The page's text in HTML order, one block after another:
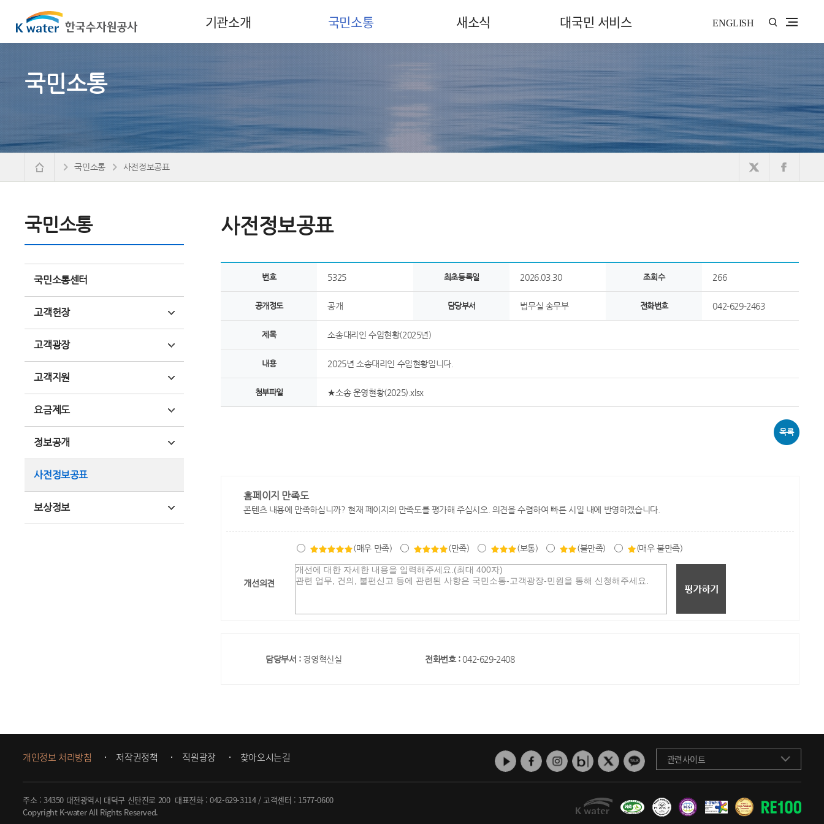
기관소개 국민소통 새소식 대국민 서비스 ENGLISH
국민소통
국민소통
국민소통센터
고객헌장
고객광장
고객지원
요금제도
정보공개
사전정보공표
보상정보
국민소통 사전정보공표
사전정보공표
번호 5325 최초등록일 2026.03.30 조회수 266
공개정도 공개 담당부서 법무실 송무부 전화번호 042-629-2463
제목 소송대리인 수임현황(2025년)
내용 2025년 소송대리인 수임현황입니다.
첨부파일 ★소송 운영현황(2025).xlsx
목록
홈페이지 만족도
콘텐츠 내용에 만족하십니까? 현재 페이지의 만족도를 평가해 주십시오. 의견을 수렴하여 빠른 시일 내에 반영하겠습니다.
(매우 만족) (만족) (보통) (불만족) (매우 불만족)
개선의견
담당부서 : 경영혁신실 전화번호 : 042-629-2408
개인정보 처리방침 저작권정책 직원광장 찾아오시는길 관련사이트
주소 : 34350 대전광역시 대덕구 신탄진로 200 대표전화 :042-629-3114/ 고객센터 : 1577-0600
Copyright K-water All Rights Reserved.